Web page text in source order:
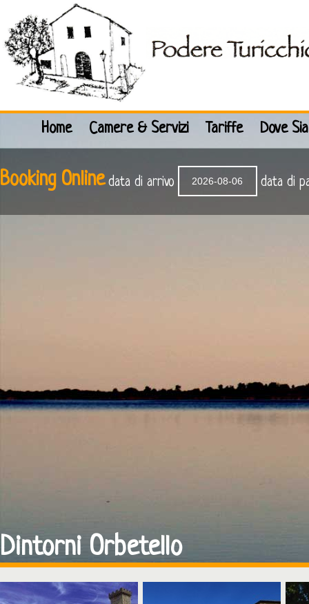
Home Camere & Servizi Tariffe Dove
Booking Online data di arrivo data di
Dintorni Orbetello